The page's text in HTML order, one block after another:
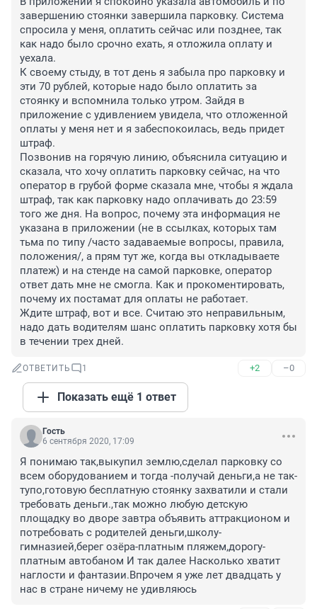
завершению стоянки завершила парковку. Система
спросила у меня, оплатить сейчас или позднее, так
как надо было срочно ехать, я отложила оплату и
уехала.
К своему стыду, в тот день я забыла про парковку и
эти 70 рублей, которые надо было оплатить за
стоянку и вспомнила только утром. Зайдя в
приложение с удивлением увидела, что отложенной
оплаты у меня нет и я забеспокоилась, ведь придет
штраф.
Позвонив на горячую линию, объяснила ситуацию и
сказала, что хочу оплатить парковку сейчас, на что
оператор в грубой форме сказала мне, чтобы я ждала
штраф, так как парковку надо оплачивать до 23:59
того же дня. На вопрос, почему эта информация не
указана в приложении (не в ссылках, которых там
тьма по типу /часто задаваемые вопросы, правила,
положения/, а прям тут же, когда вы откладываете
платеж) и на стенде на самой парковке, оператор
ответ дать мне не смогла. Как и прокоментировать,
почему их постамат для оплаты не работает.
Ждите штраф, вот и все. Считаю это неправильным,
надо дать водителям шанс оплатить парковку хотя бы
в течении трех дней.
ОТВЕТИТЬ 1 +2 –0
Показать ещё 1 ответ
Гость
6 сентября 2020, 17:09
Я понимаю так,выкупил землю,сделал парковку со
всем оборудованием и тогда -получай деньги,а не так-
тупо,готовую бесплатную стоянку захватили и стали
требовать деньги.,так можно любую детскую
площадку во дворе завтра объявить аттракционом и
потребовать с родителей деньги,школу-
гимназией,берег озёра-платным пляжем,дорогу-
платным автобаном И так далее Насколько хватит
наглости и фантазии.Впрочем я уже лет двадцать у
нас в стране ничему не удивляюсь